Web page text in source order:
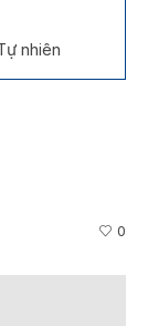
nhiên
0